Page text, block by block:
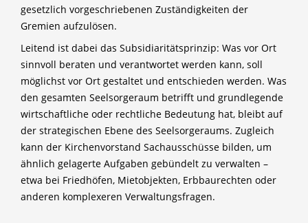
gesetzlich vorgeschriebenen Zuständigkeiten der
Gremien aufzulösen.
Leitend ist dabei das Subsidiaritätsprinzip: Was vor Ort
sinnvoll beraten und verantwortet werden kann, soll
möglichst vor Ort gestaltet und entschieden werden. Was
den gesamten Seelsorgeraum betrifft und grundlegende
wirtschaftliche oder rechtliche Bedeutung hat, bleibt auf
der strategischen Ebene des Seelsorgeraums. Zugleich
kann der Kirchenvorstand Sachausschüsse bilden, um
ähnlich gelagerte Aufgaben gebündelt zu verwalten –
etwa bei Friedhöfen, Mietobjekten, Erbbaurechten oder
anderen komplexeren Verwaltungsfragen.